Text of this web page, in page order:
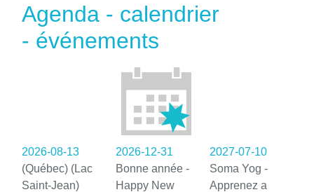
Agenda - calendrier
- événements
2026-08-13
(Québec) (Lac
Saint-Jean)
2026-12-31
Bonne année -
Happy New
2027-07-10
Soma Yog -
Apprenez a